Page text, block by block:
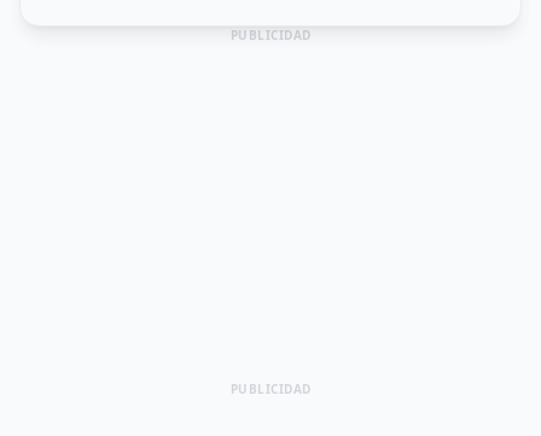
PUBLICIDAD
PUBLICIDAD